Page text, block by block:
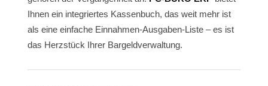
Ihnen ein integriertes Kassenbuch, das weit mehr ist
als eine einfache Einnahmen-Ausgaben-Liste – es ist
das Herzstück Ihrer Bargeldverwaltung.